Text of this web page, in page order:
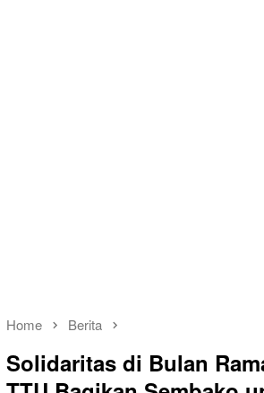
Home Berita
Solidaritas di Bulan